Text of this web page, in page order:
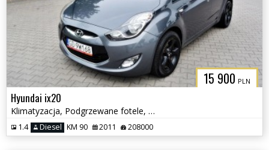
15 900 PLN
Hyundai ix20
Klimatyzacja, Podgrzewane fotele, Serwisowany
1.4 Diesel KM 90 2011 208000